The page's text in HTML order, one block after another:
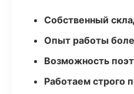
Собственный
Опыт работы
Возможность
Работаем строго